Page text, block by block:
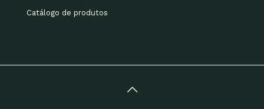
Catálogo de produtos